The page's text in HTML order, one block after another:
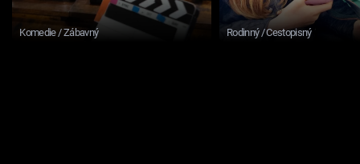
Komedie / Zábavný Rodinný / Cestopisný